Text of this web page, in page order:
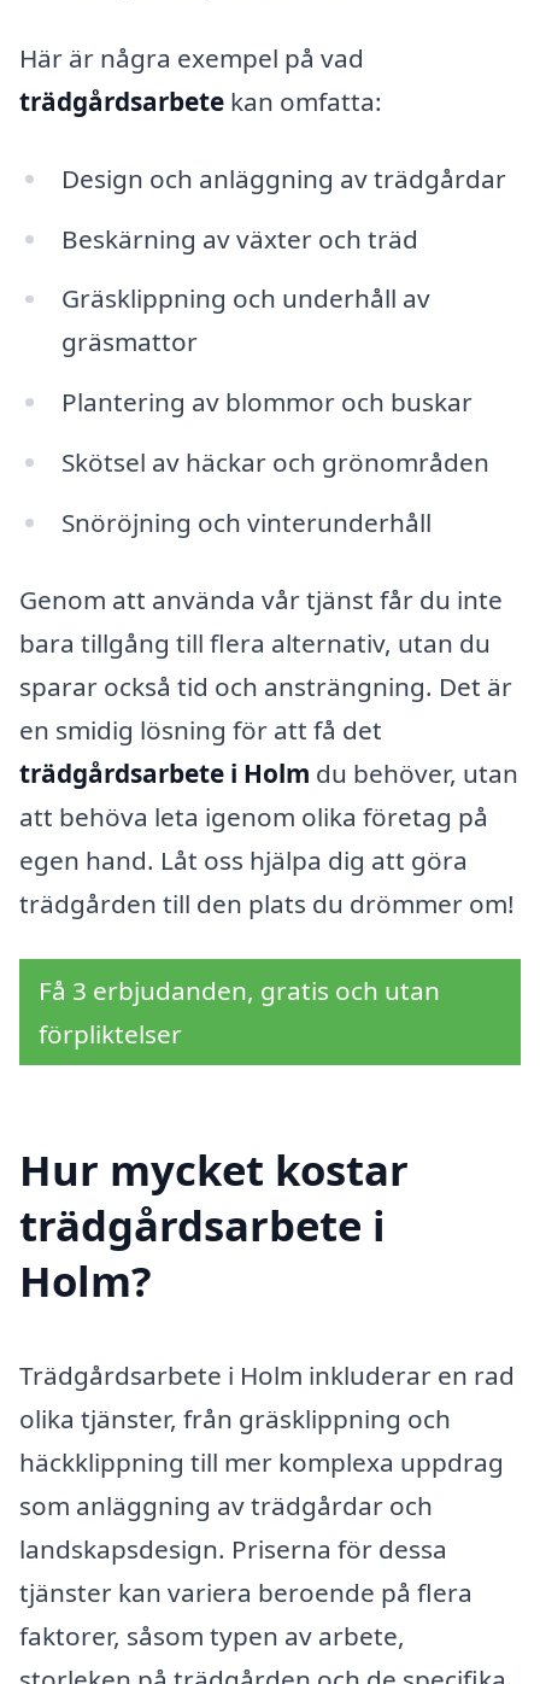
Här är några exempel på vad
trädgårdsarbete kan omfatta:
Design och anläggning av trädgårdar
Beskärning av växter och träd
Gräsklippning och underhåll av
gräsmattor
Plantering av blommor och buskar
Skötsel av häckar och grönområden
Snöröjning och vinterunderhåll
Genom att använda vår tjänst får du inte
bara tillgång till flera alternativ, utan du
sparar också tid och ansträngning. Det är
en smidig lösning för att få det
trädgårdsarbete i Holm du behöver, utan
att behöva leta igenom olika företag på
egen hand. Låt oss hjälpa dig att göra
trädgården till den plats du drömmer om!
Få 3 erbjudanden, gratis och utan
förpliktelser
Hur mycket kostar
trädgårdsarbete i
Holm?
Trädgårdsarbete i Holm inkluderar en rad
olika tjänster, från gräsklippning och
häckklippning till mer komplexa uppdrag
som anläggning av trädgårdar och
landskapsdesign. Priserna för dessa
tjänster kan variera beroende på flera
faktorer, såsom typen av arbete,